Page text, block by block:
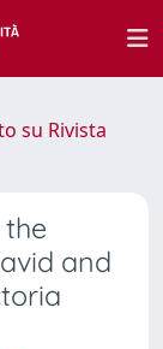
su Rivista
and